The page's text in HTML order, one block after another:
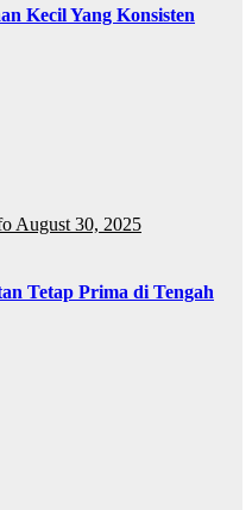
Kecil Yang Konsisten
August 30, 2025
Tetap Prima di Tengah